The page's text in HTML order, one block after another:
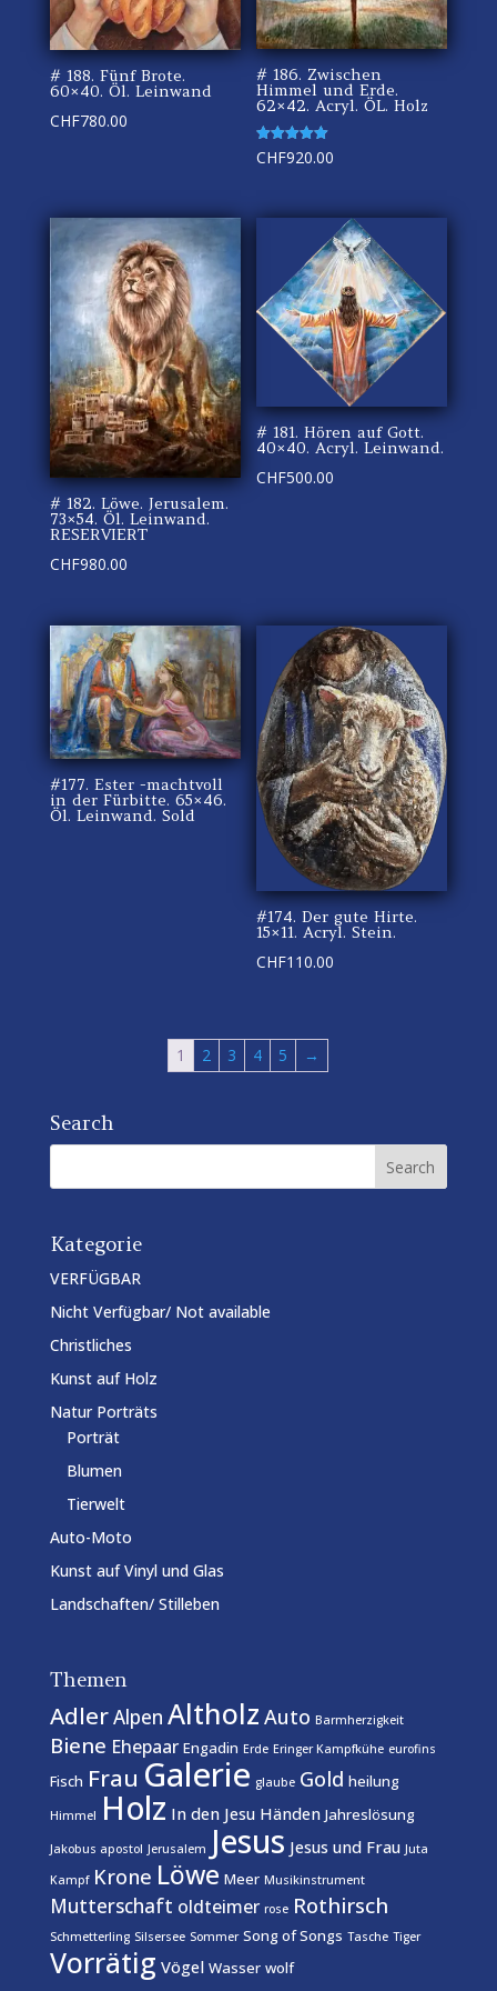
# 188. Fünf Brote.
60×40. Öl. Leinwand
CHF780.00
# 186. Zwischen
Himmel und Erde.
62×42. Acryl. ÖL. Holz
Rated
5.00
CHF920.00
# 182. Löwe. Jerusalem.
73×54. Öl. Leinwand.
RESERVIERT
CHF980.00
# 181. Hören auf Gott.
40×40. Acryl. Leinwand.
CHF500.00
#177. Ester -machtvoll
in der Fürbitte. 65×46.
Öl. Leinwand. Sold
#174. Der gute Hirte.
15×11. Acryl. Stein.
CHF110.00
1 2 3 4 5 →
Search
Kategorie
VERFÜGBAR
Nicht Verfügbar/ Not available
Christliches
Kunst auf Holz
Natur Porträts
Porträt
Blumen
Tierwelt
Auto-Moto
Kunst auf Vinyl und Glas
Landschaften/ Stilleben
Themen
AdlerAlpen Altholz Auto Barmherzigkeit
Biene Ehepaar Engadin Erde Eringer Kampfkühe eurofins
Fisch Frau Galerie glaube Gold heilung
Himmel Holz In den Jesu Händen Jahreslösung
Jakobus apostol Jerusalem Jesus Jesus und Frau Juta
Kampf Krone Löwe Meer Musikinstrument
Mutterschaft oldteimer rose Rothirsch
Schmetterling Silsersee Sommer Song of Songs Tasche Tiger
Vorrätig Vögel Wasser wolf